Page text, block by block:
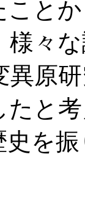
こと
様々
異原
たと
を